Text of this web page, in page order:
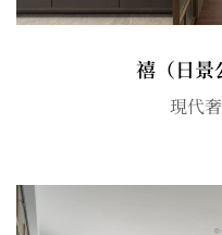
禧（日
現代